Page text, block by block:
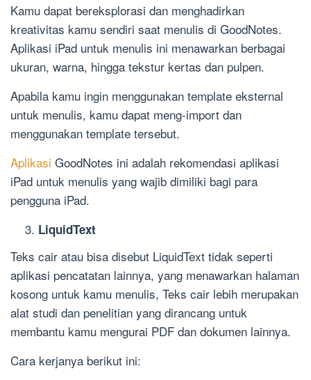
Kamu dapat bereksplorasi dan menghadirkan
kreativitas kamu sendiri saat menulis di GoodNotes.
Aplikasi iPad untuk menulis ini menawarkan berbagai
ukuran, warna, hingga tekstur kertas dan pulpen.
Apabila kamu ingin menggunakan template eksternal
untuk menulis, kamu dapat meng-import dan
menggunakan template tersebut.
Aplikasi GoodNotes ini adalah rekomendasi aplikasi
iPad untuk menulis yang wajib dimiliki bagi para
pengguna iPad.
LiquidText
Teks cair atau bisa disebut LiquidText tidak seperti
aplikasi pencatatan lainnya, yang menawarkan halaman
kosong untuk kamu menulis, Teks cair lebih merupakan
alat studi dan penelitian yang dirancang untuk
membantu kamu mengurai PDF dan dokumen lainnya.
Cara kerjanya berikut ini: